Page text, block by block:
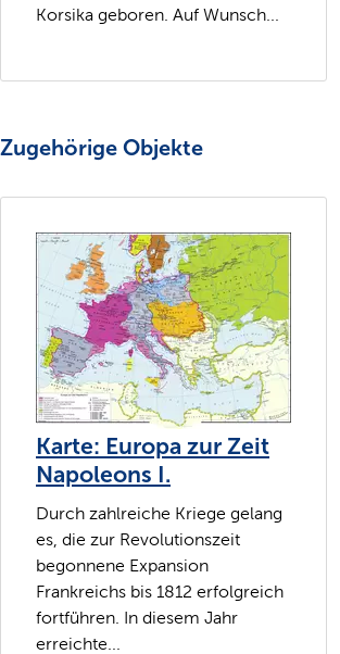
Korsika geboren. Auf Wunsch...
Zugehörige Objekte
Karte: Europa zur Zeit
Napoleons I.
Durch zahlreiche Kriege gelang
es, die zur Revolutionszeit
begonnene Expansion
Frankreichs bis 1812 erfolgreich
fortführen. In diesem Jahr
erreichte...